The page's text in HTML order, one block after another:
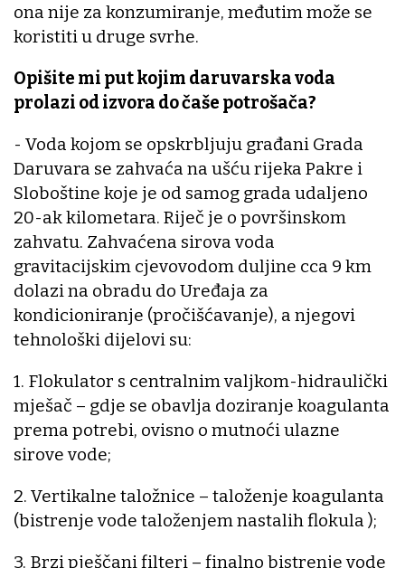
ona nije za konzumiranje, međutim može se
koristiti u druge svrhe.
Opišite mi put kojim daruvarska voda
prolazi od izvora do čaše potrošača?
- Voda kojom se opskrbljuju građani Grada
Daruvara se zahvaća na ušću rijeka Pakre i
Sloboštine koje je od samog grada udaljeno
20-ak kilometara. Riječ je o površinskom
zahvatu. Zahvaćena sirova voda
gravitacijskim cjevovodom duljine cca 9 km
dolazi na obradu do Uređaja za
kondicioniranje (pročišćavanje), a njegovi
tehnološki dijelovi su:
1. Flokulator s centralnim valjkom-hidraulički
mješač – gdje se obavlja doziranje koagulanta
prema potrebi, ovisno o mutnoći ulazne
sirove vode;
2. Vertikalne taložnice – taloženje koagulanta
(bistrenje vode taloženjem nastalih flokula );
3. Brzi pješčani filteri – finalno bistrenje vode